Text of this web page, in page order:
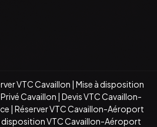
VTC Cavaillon | Mise à disposition
Cavaillon | Devis VTC Cavaillon-
| Réserver VTC Cavaillon-Aéroport
disposition VTC Cavaillon-Aéroport